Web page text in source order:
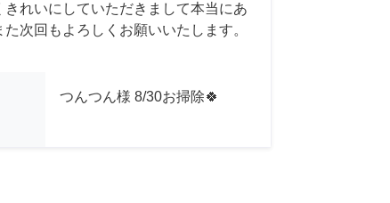
れいにしていただきまして本当にあ
次回もよろしくお願いいたします。
つんつん様 8/30お掃除🍀